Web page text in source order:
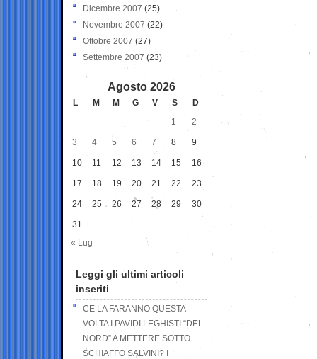
Dicembre 2007 (25)
Novembre 2007 (22)
Ottobre 2007 (27)
Settembre 2007 (23)
Agosto 2026
L M M G V S
D
1
2
3 4 5 6 7 8 9
10 11 12 13 14 15 16
17 18 19 20 21 22 23
24 25 26 27 28 29 30
31
« Lug
Leggi gli ultimi articoli
inseriti
CE LA FARANNO QUESTA
VOLTA I PAVIDI LEGHISTI “DEL
NORD” A METTERE SOTTO
SCHIAFFO SALVINI? I